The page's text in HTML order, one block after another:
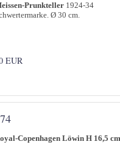
Prunkteller 1924-34
Ø 30 cm.
EUR
Copenhagen Löwin H 16,5